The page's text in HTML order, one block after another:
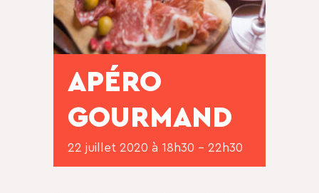
APÉRO
GOURMAND
22 juillet 2020 à 18h30 - 22h30